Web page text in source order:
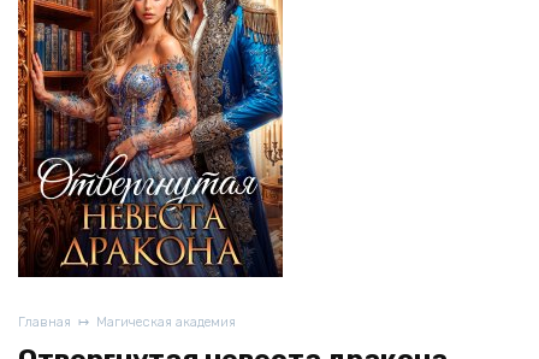
Главная Магическая академия